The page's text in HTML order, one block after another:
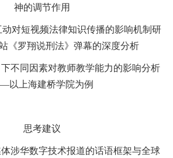
神的调节作用
动对短视频法律知识传播的影响机制研
《罗翔说刑法》弹幕的深度分析
不同因素对教师教学能力的影响分析
以上海建桥学院为例
思考建议
涉华数字技术报道的话语框架与全球